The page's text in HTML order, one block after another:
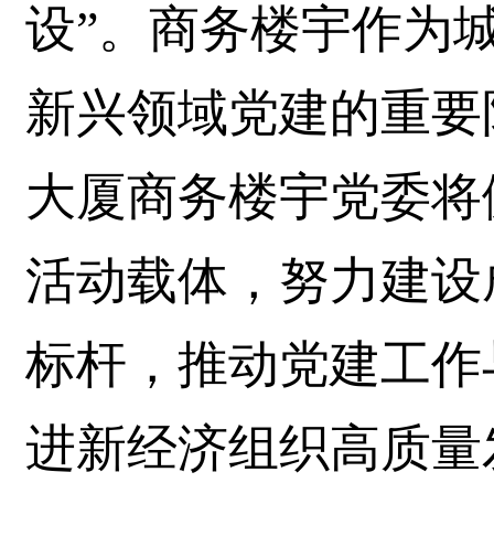
设”。商务楼宇作为
新兴领域党建的重
大厦商务楼宇党委
活动载体，努力建
标杆，推动党建工
进新经济组织高质